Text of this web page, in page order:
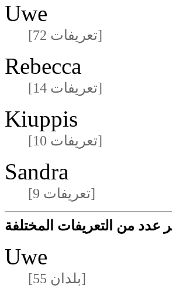
Uwe
[72 تعريفات]
Rebecca
[14 تعريفات]
Kiuppis
[10 تعريفات]
Sandra
[9 تعريفات]
عدد من التعريفات المختلفة
Uwe
[55 بلدان]